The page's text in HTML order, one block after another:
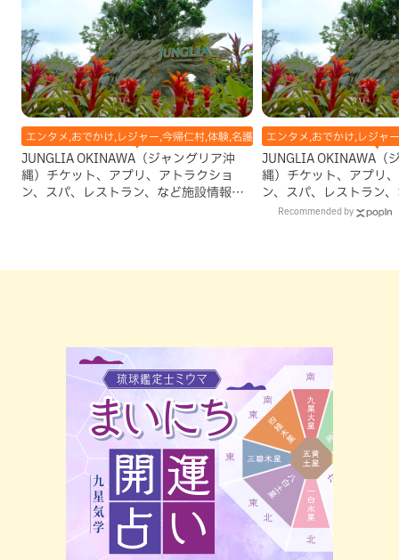
エンタメ,おでかけ,レジャー,今帰仁村,体験,名護市,地域,本島北部,自然
JUNGLIA OKINAWA（ジャングリア沖
縄）チケット、アプリ、アトラクショ
ン、スパ、レストラン、など施設情報を
エンタメ,おでかけ,レジャ
JUNGLIA OKINAWA（
縄）チケット、アプリ
ン、スパ、レストラン
総まとめ！
Recommended by